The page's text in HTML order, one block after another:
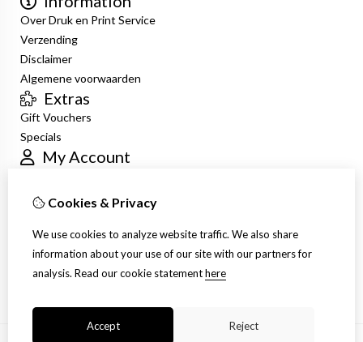
Over Druk en Print Service
Verzending
Disclaimer
Algemene voorwaarden
Extras
Gift Vouchers
Specials
My Account
Order History
Customer Service
Contact Us
Site Map
Cookies & Privacy
We use cookies to analyze website traffic. We also share
information about your use of our site with our partners for
analysis. Read our cookie statementhere
Accept Reject